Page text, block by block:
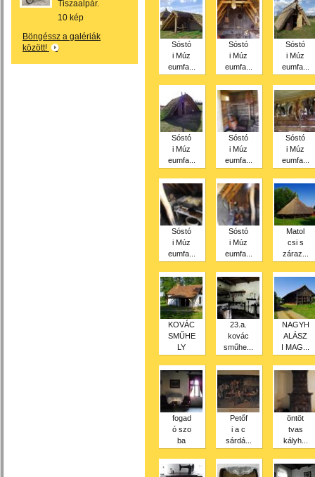
Tiszaalpár.
10 kép
Böngéssz a galériák
között!
Sóstó
i Múz
eumfa...
Sóstó
i Múz
eumfa...
Sóstó
i Múz
eumfa...
Sóstó
i Múz
eumfa...
Sóstó
i Múz
eumfa...
Sóstó
i Múz
eumfa...
Sóstó
i Múz
eumfa...
Sóstó
i Múz
eumfa...
Matol
csi s
záraz...
KOVÁC
SMŰHE
LY
23.a.
kovác
sműhe...
NAGYH
ALÁSZ
I MAG...
fogad
ó szo
ba
Petőf
i a c
sárdá...
öntöt
tvas
kályh...